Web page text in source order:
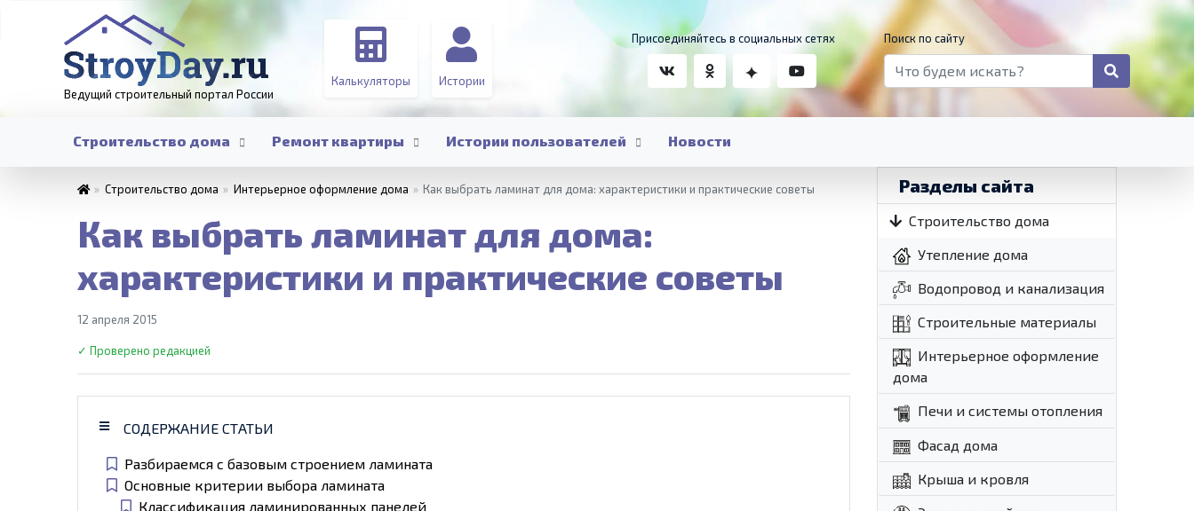
Ведущий строительный портал России
Калькуляторы Истории
Присоединяйтесь в социальных сетях Поиск по сайту
Строительство дома Ремонт квартиры Истории пользователей Новости
» Строительство дома » Интерьерное оформление дома » Как выбрать ламинат для дома: характеристики и практические советы
Как выбрать ламинат для дома:
характеристики и практические советы
12 апреля 2015
✓ Проверено редакцией
СОДЕРЖАНИЕ СТАТЬИ
Разбираемся с базовым строением ламината
Основные критерии выбора ламината
Классификация ламинированных панелей
Разделы сайта
Строительство дома
Утепление дома
Водопровод и канализация
Строительные материалы
Интерьерное оформление
дома
Печи и системы отопления
Фасад дома
Крыша и кровля